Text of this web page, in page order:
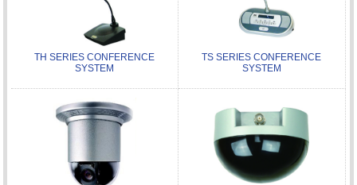
TH SERIES CONFERENCE
SYSTEM
TS SERIES CONFERENCE
SYSTEM